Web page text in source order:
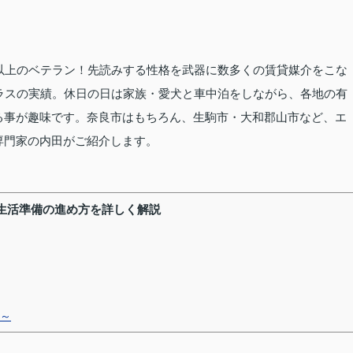
のベテラン！先読みする性格を武器に数多くの賃貸媒介をこな
の実績。休日の日は家族・愛犬と車中泊をしながら、各地の有
が趣味です。奈良市はもちろん、生駒市・大和郡山市など、エ
家の内田がご紹介します。
活準備の進め方を詳しく解説